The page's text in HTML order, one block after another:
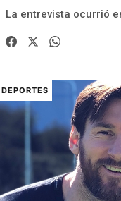
La entrevista ocurrió
DEPORTES